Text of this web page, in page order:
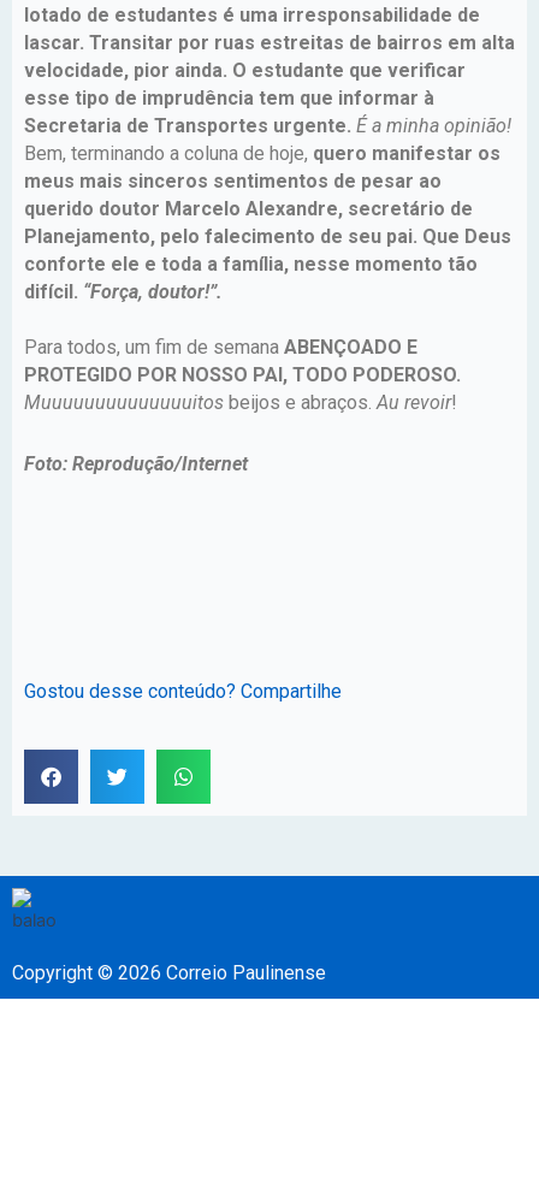
lotado de estudantes é uma irresponsabilidade de
lascar. Transitar por ruas estreitas de bairros em alta
velocidade, pior ainda. O estudante que verificar
esse tipo de imprudência tem que informar à
Secretaria de Transportes urgente. É a minha opinião!
Bem, terminando a coluna de hoje, quero manifestar os
meus mais sinceros sentimentos de pesar ao
querido doutor Marcelo Alexandre, secretário de
Planejamento, pelo falecimento de seu pai. Que Deus
conforte ele e toda a família, nesse momento tão
difícil. “Força, doutor!”.
Para todos, um fim de semana ABENÇOADO E
PROTEGIDO POR NOSSO PAI, TODO PODEROSO.
Muuuuuuuuuuuuuuitos beijos e abraços.Au revoir!
Foto: Reprodução/Internet
Gostou desse conteúdo? Compartilhe
Copyright © 2026 Correio Paulinense